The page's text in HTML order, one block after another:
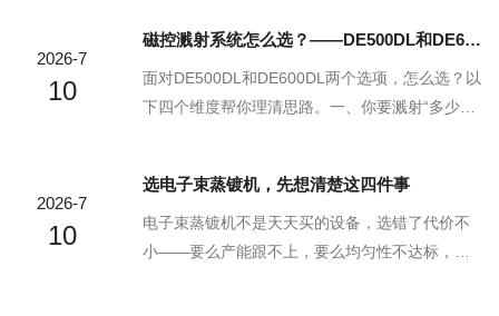
一、真空系统：设备的“肺”，决定纯度与抽速真空
环境是PVD镀膜的先决条件。没有高洁净度的真
空，就无法...
为推动产业跨越发展的关键。多腔室薄膜沉积系
统，以精密的工艺控制与高效的协同能力，成为
赋能产业升级的核心引擎，为多个前沿领域的技
业升级中的效率与品质双重难题。产业升级对薄
膜制造提出了更高的要求：既要满足大规模量产
的效率需求，又要...
2026-7
10
磁控溅射系统怎么选？——DE500DL和DE600DL的决策指南
面对DE500DL和DE600DL两个选项，怎么选？以
下四个维度帮你理清思路。一、你要溅射“多少
0DL的6个溅射源完全够用。但如果你需要做多层
膜、共溅合金薄膜或反应溅射，需要同时装载多
种靶材（金属靶、合金靶、介质靶），那DE600D
2026-7
10
选电子束蒸镀机，先想清楚这四件事
电子束蒸镀机不是天天买的设备，选错了代价不
小——要么产能跟不上，要么均匀性不达标，白